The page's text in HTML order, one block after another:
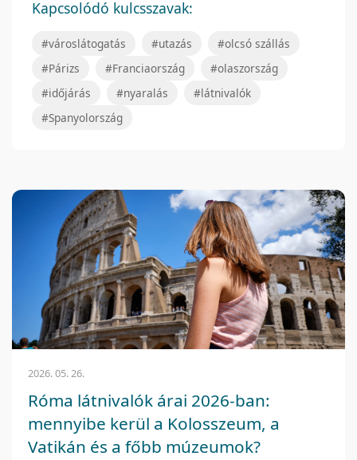
Kapcsolódó kulcsszavak:
#városlátogatás #utazás
#olcsó szállás
#Párizs
#Franciaország
#olaszország
#időjárás
#nyaralás
#látnivalók
#Spanyolország
2026. 05. 26.
Róma látnivalók árai 2026-ban:
mennyibe kerül a Kolosszeum, a
Vatikán és a főbb múzeumok?